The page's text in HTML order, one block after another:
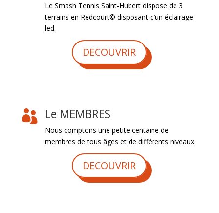
Le Smash Tennis Saint-Hubert dispose de 3
terrains en Redcourt© disposant d’un éclairage
led.
DECOUVRIR
 Le MEMBRES
Nous comptons une petite centaine de
membres de tous âges et de différents niveaux.
DECOUVRIR